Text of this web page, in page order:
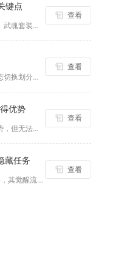
键点
武魂殿养成核心关键点集中在开启等级、武魂套装适配、资源分配、...
查看
诛仙手游妖兽技能使用核心逻辑为以形态切换划分技能释放优先级，...
查看
优势
少年三国志洗练可通过付费获得显著优势，但无法完全无视随机性，...
查看
藏任务
少年三国志2关羽觉醒任务没有隐藏任务，其觉醒流程完全公开，仅...
查看